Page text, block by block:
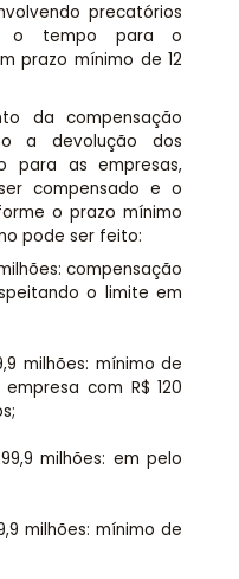
precatórios
o tempo para o
prazo mínimo de 12
da compensação
a devolução dos
para as empresas,
compensado e o
o prazo mínimo
pode ser feito:
compensação
o limite em
milhões: mínimo de
com R$ 120
milhões: em pelo
milhões: mínimo de